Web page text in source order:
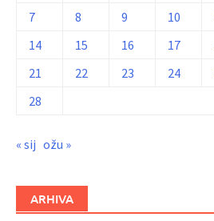
7
8 9 10
14
15 16 17
21
22 23 24
28
« sij ožu »
ARHIVA